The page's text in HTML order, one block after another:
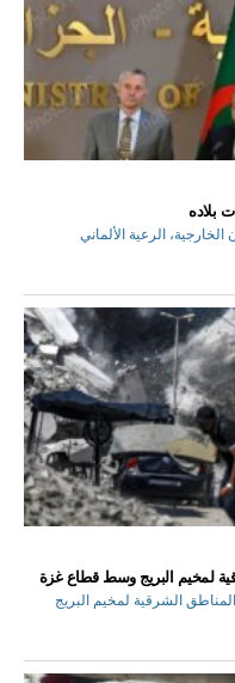
بلاده
الرعية الألماني
لمخيم البريج وسط قطاع غزة
الشرقية لمخيم البريج